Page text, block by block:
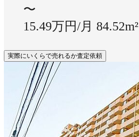
〜
15.49万円/月 84.52m²
実際にいくらで売れるか査定依頼